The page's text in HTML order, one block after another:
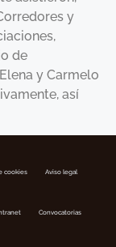
y
de
y Carmelo
así
cookies Aviso legal
Convocatorias